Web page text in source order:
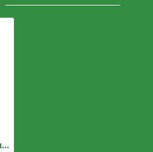
Yüzük Zikirmatik Karışık Renk